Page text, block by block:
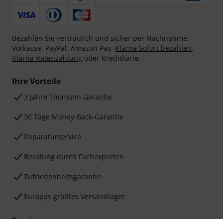
Bezahlen Sie vertraulich und sicher per Nachnahme,
Vorkasse, PayPal, Amazon Pay, Klarna Sofort bezahlen,
Klarna Ratenzahlung oder Kreditkarte.
Ihre Vorteile
3 Jahre Thomann Garantie
30 Tage Money-Back-Garantie
Reparaturservice
Beratung durch Fachexperten
Zufriedenheitsgarantie
Europas größtes Versandlager